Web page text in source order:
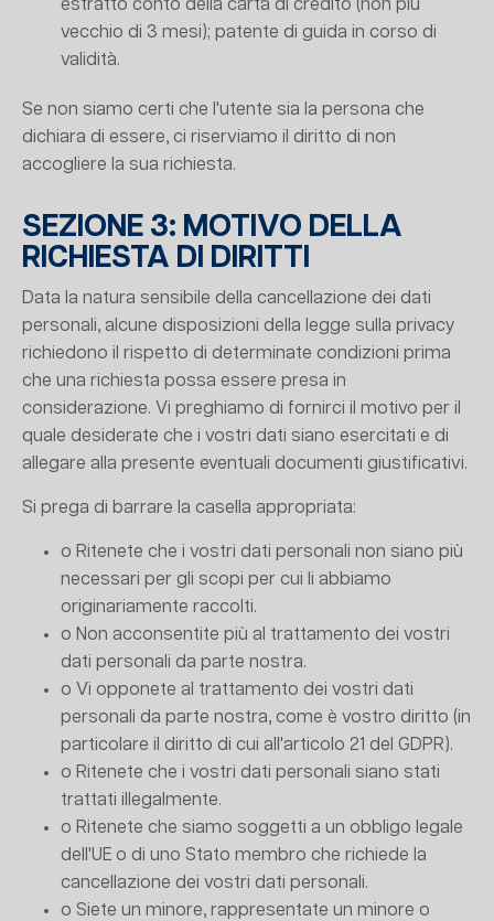
estratto conto della carta di credito (non più
vecchio di 3 mesi); patente di guida in corso di
validità.
Se non siamo certi che l'utente sia la persona che
dichiara di essere, ci riserviamo il diritto di non
accogliere la sua richiesta.
SEZIONE 3: MOTIVO DELLA
RICHIESTA DI DIRITTI
Data la natura sensibile della cancellazione dei dati
personali, alcune disposizioni della legge sulla privacy
richiedono il rispetto di determinate condizioni prima
che una richiesta possa essere presa in
considerazione. Vi preghiamo di fornirci il motivo per il
quale desiderate che i vostri dati siano esercitati e di
allegare alla presente eventuali documenti giustificativi.
Si prega di barrare la casella appropriata:
o Ritenete che i vostri dati personali non siano più
necessari per gli scopi per cui li abbiamo
originariamente raccolti.
o Non acconsentite più al trattamento dei vostri
dati personali da parte nostra.
o Vi opponete al trattamento dei vostri dati
personali da parte nostra, come è vostro diritto (in
particolare il diritto di cui all'articolo 21 del GDPR).
o Ritenete che i vostri dati personali siano stati
trattati illegalmente.
o Ritenete che siamo soggetti a un obbligo legale
dell'UE o di uno Stato membro che richiede la
cancellazione dei vostri dati personali.
o Siete un minore, rappresentate un minore o